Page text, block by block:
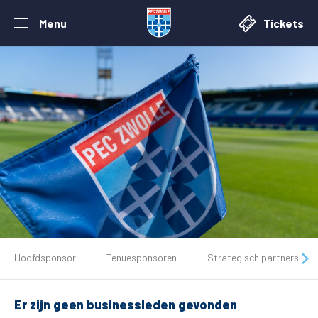
Menu Tickets
Tickets
Matchdays
Hoofdsponsor Tenuesponsoren Strategisch partners
Er zijn geen businessleden gevonden